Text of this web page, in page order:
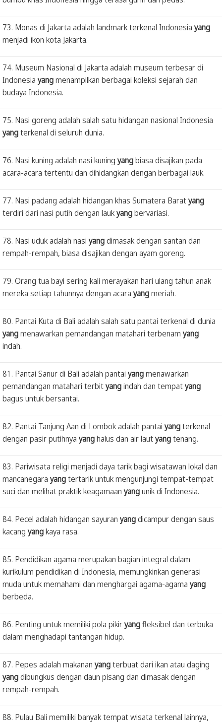
73. Monas di Jakarta adalah landmark terkenal Indonesia yang
menjadi ikon kota Jakarta.
74. Museum Nasional di Jakarta adalah museum terbesar di
Indonesia yangmenampilkan berbagai koleksi sejarah dan
budaya Indonesia.
75. Nasi goreng adalah salah satu hidangan nasional Indonesia
yangterkenal di seluruh dunia.
76. Nasi kuning adalah nasi kuning yangbiasa disajikan pada
acara-acara tertentu dan dihidangkan dengan berbagai lauk.
77. Nasi padang adalah hidangan khas Sumatera Baratyang
terdiri dari nasi putih dengan laukyangbervariasi.
78. Nasi uduk adalah nasi yangdimasak dengan santan dan
rempah-rempah, biasa disajikan dengan ayam goreng.
79. Orang tua bayi sering kali merayakan hari ulang tahun anak
mereka setiap tahunnya dengan acara yangmeriah.
80. Pantai Kuta di Bali adalah salah satu pantai terkenal di dunia
yangmenawarkan pemandangan matahari terbenam yang
indah.
81. Pantai Sanur di Bali adalah pantai yangmenawarkan
pemandangan matahari terbityangindah dan tempatyang
bagus untuk bersantai.
82. Pantai Tanjung Aan di Lombok adalah pantai yangterkenal
dengan pasir putihnya yanghalus dan air lautyangtenang.
83. Pariwisata religi menjadi daya tarik bagi wisatawan lokal dan
mancanegara yangtertarik untuk mengunjungi tempat-tempat
suci dan melihat praktik keagamaan yangunik di Indonesia.
84. Pecel adalah hidangan sayuran yangdicampur dengan saus
kacang yangkaya rasa.
85. Pendidikan agama merupakan bagian integral dalam
kurikulum pendidikan di Indonesia, memungkinkan generasi
muda untuk memahami dan menghargai agama-agama yang
berbeda.
86. Penting untuk memiliki pola pikiryangfleksibel dan terbuka
dalam menghadapi tantangan hidup.
87. Pepes adalah makanan yangterbuat dari ikan atau daging
yangdibungkus dengan daun pisang dan dimasak dengan
rempah-rempah.
88. Pulau Bali memiliki banyak tempat wisata terkenal lainnya,